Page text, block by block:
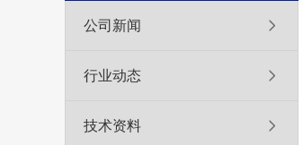
公司新闻
行业动态
技术资料